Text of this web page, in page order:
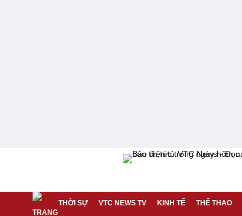
THỜI SỰ VTC NEWS TV KINH TẾ THỂ THAO